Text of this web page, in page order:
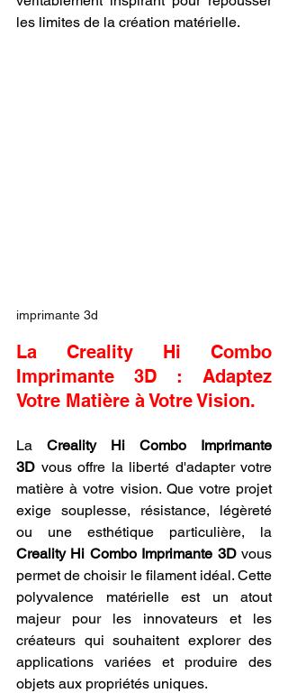
les limites de la création matérielle.
imprimante 3d
La Creality Hi Combo
Imprimante 3D : Adaptez
Votre Matière à Votre Vision.
La Creality Hi Combo Imprimante
3D vous offre la liberté d'adapter votre
matière à votre vision. Que votre projet
exige souplesse, résistance, légèreté
Creality Hi Combo Imprimante 3D vous
permet de choisir le filament idéal. Cette
polyvalence matérielle est un atout
majeur pour les innovateurs et les
créateurs qui souhaitent explorer des
applications variées et produire des
objets aux propriétés uniques.